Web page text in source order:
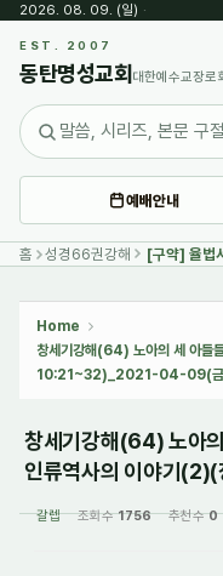
2026. 08. 09. (일) ·
EST. 2007
동탄명성교회 대한예수교장로
예배안내
홈 성경66권강해 [구약] 율법
Home
창세기강해(64) 노아의 세 아들
10:21~32)_2021-04-09(
창세기강해(64) 노아
인류역사의 이야기
갈렙 조회 수1756 추천 수0